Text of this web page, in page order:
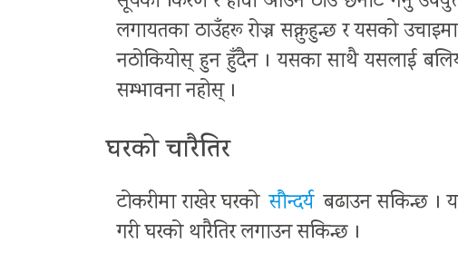
लगायतका ठाउँहरू रोज्न सक्नुहुन्छ र यसको
नठोकियोस् हुन हुँदैन । यसका साथै यसलाई
सम्भावना नहोस् ।
घरको चारैतिर
टोकरीमा राखेर घरको सौन्दर्य बढाउन सकिन्छ ।
गरी घरको थारैतिर लगाउन सकिन्छ ।